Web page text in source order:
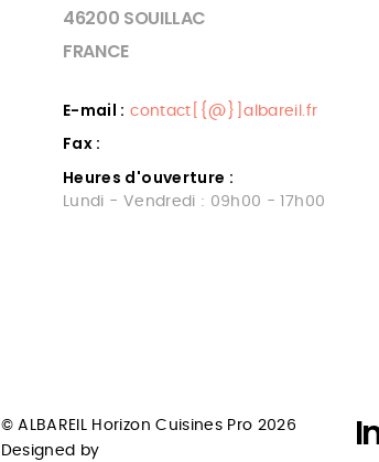
46200 SOUILLAC
FRANCE
E-mail : contact[{@}]albareil.fr
Fax :
Heures d'ouverture :
Lundi - Vendredi : 09h00 - 17h00
professionnelles
© ALBAREIL Horizon Cuisines Pro 2026
Designed by